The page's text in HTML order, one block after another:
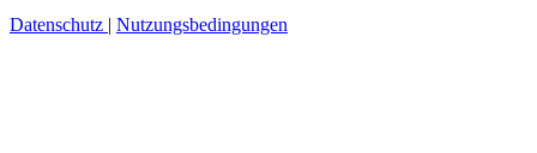
Datenschutz | Nutzungsbedingungen